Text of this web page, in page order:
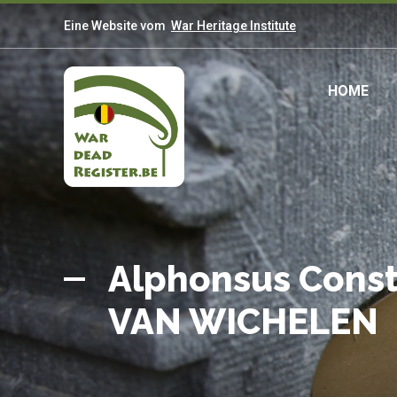
Direkt
zum
Inhalt
Eine Website vom War Heritage Institute
Belgian
War
Dead
Register
HOME
Alphonsus
VAN WICHELEN